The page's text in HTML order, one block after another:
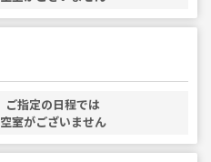
ご指定の日程では
空室がございません